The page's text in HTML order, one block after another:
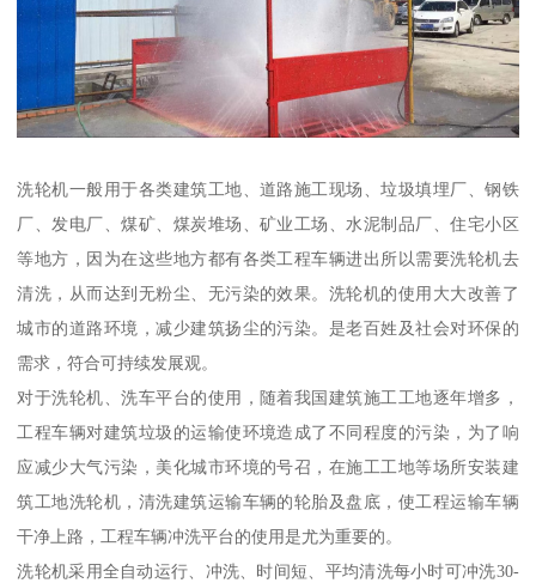
洗轮机一般用于各类建筑工地、道路施工现场、垃圾填埋厂、钢铁
厂、发电厂、煤矿、煤炭堆场、矿业工场、水泥制品厂、住宅小区
等地方，因为在这些地方都有各类工程车辆进出所以需要洗轮机去
清洗，从而达到无粉尘、无污染的效果。洗轮机的使用大大改善了
城市的道路环境，减少建筑扬尘的污染。是老百姓及社会对环保的
需求，符合可持续发展观。
对于洗轮机、洗车平台的使用，随着我国建筑施工工地逐年增多，
工程车辆对建筑垃圾的运输使环境造成了不同程度的污染，为了响
应减少大气污染，美化城市环境的号召，在施工工地等场所安装建
筑工地洗轮机，清洗建筑运输车辆的轮胎及盘底，使工程运输车辆
干净上路，工程车辆冲洗平台的使用是尤为重要的。
洗轮机采用全自动运行、冲洗、时间短、平均清洗每小时可冲洗30-